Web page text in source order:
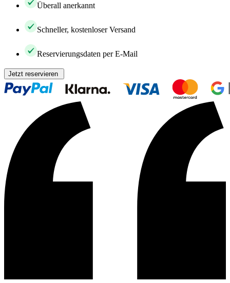
Überall anerkannt
Schneller, kostenloser Versand
Reservierungsdaten per E-Mail
Jetzt reservieren